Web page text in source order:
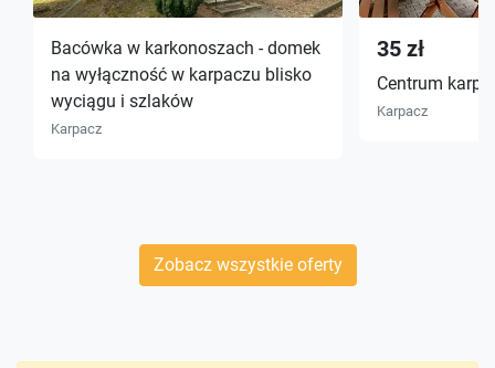
Bacówka w karkonoszach - domek
na wyłączność w karpaczu blisko
wyciągu i szlaków
Karpacz
35 zł
Centrum
Karpacz
Zobacz wszystkie oferty